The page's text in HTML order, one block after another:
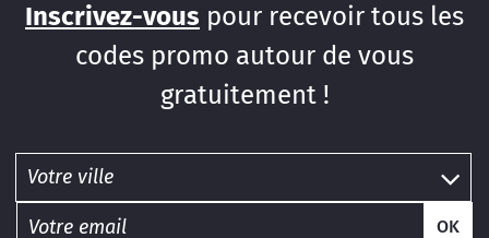
Inscrivez-vous pour recevoir tous les
codes promo autour de vous
gratuitement !
OK